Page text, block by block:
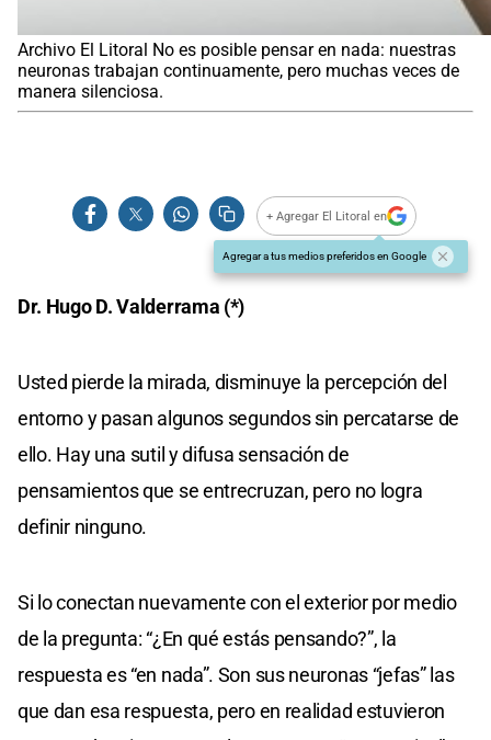
Archivo El Litoral No es posible pensar en nada: nuestras
neuronas trabajan continuamente, pero muchas veces de
manera silenciosa.
+ Agregar El Litoral en
Agregar a tus medios preferidos en Google
Dr. Hugo D. Valderrama (*)
Usted pierde la mirada, disminuye la percepción del
entorno y pasan algunos segundos sin percatarse de
ello. Hay una sutil y difusa sensación de
pensamientos que se entrecruzan, pero no logra
definir ninguno.
Si lo conectan nuevamente con el exterior por medio
de la pregunta: “¿En qué estás pensando?”, la
respuesta es “en nada”. Son sus neuronas “jefas” las
que dan esa respuesta, pero en realidad estuvieron